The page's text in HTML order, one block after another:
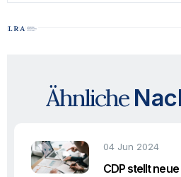
Ähnliche
04 Jun 2024
CDP stellt